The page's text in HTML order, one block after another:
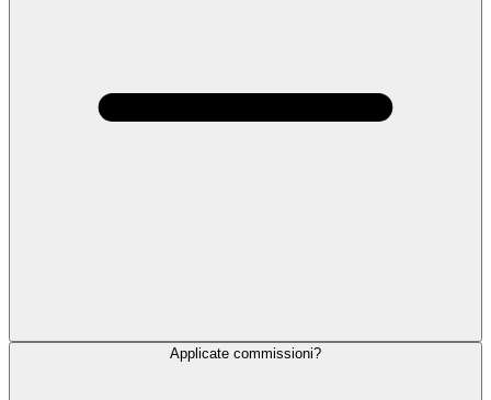
Applicate commissioni?